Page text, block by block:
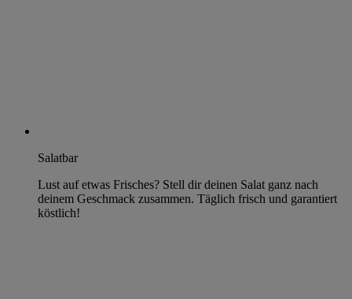
Salatbar
Lust auf etwas Frisches? Stell dir deinen Salat ganz nach
deinem Geschmack zusammen. Täglich frisch und garantiert
köstlich!